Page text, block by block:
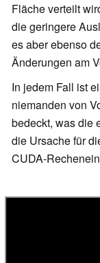
Fläche verteilt
die geringere
es aber ebenso
Änderungen am
In jedem Fall ist
niemanden von
bedeckt, was die
die Ursache für
CUDA-